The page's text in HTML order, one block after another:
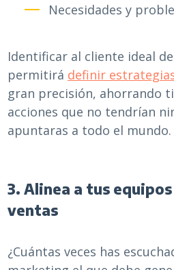
Necesidades y
Identificar al cliente ideal
permitirá definir
gran precisión, ahorrando
acciones que no tendrían
apuntaras a todo el mundo.
3. Alinea a tus
ventas
¿Cuántas veces has